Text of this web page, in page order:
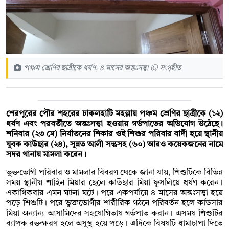
পঞ্চম শ্রেণির ছাত্রীকে ধর্ষণ, ৪ মাসের অন্তঃসত্ত্বা © সংগৃহীত
শেরপুরের পৌর শহরের ঢাকলহাটি মহল্লায় পঞ্চম শ্রেণির ছাত্রীকে (১২)
ধর্ষণ এবং পরবর্তীতে অন্তঃসত্ত্বা হওয়ায় গর্ভপাতের অভিযোগ উঠেছে।
শনিবার (২৩ মে) নির্যাতনের শিকার ওই শিশুর পরিবার বাদী হয়ে স্থানীয়
যুবক কাউছার (২৪), সুন্নত আলী সন্তুসহ (৬০) আরও কয়েকজনের নামে
সদর থানায় মামলা করেন।
ভুক্তভোগী পরিবার ও মামলার বিবরণ থেকে জানা যায়, শিশুটিকে বিভিন্ন
সময় স্থানীয় শাহিন মিয়ার ছেলে কাউছার মিয়া ফুসলিয়ে ধর্ষণ করেন।
একাধিকবার এমন ঘটনা ঘটে। পরে একপর্যায়ে ৪ মাসের অন্তঃসত্ত্বা হয়ে
পড়ে শিশুটি। পরে ভুক্তভোগীর শারীরিক গঠনে পরিবর্তন হলে কাউসার
মিয়া অন্যান্য আসামিদের সহযোগিতায় গর্ভপাত করান। এসময় শিশুটির
ব্যাপক রক্তক্ষরণ হলে অসুস্থ হয়ে পড়ে। এদিকে বিষয়টি ধামাচাপা দিতে